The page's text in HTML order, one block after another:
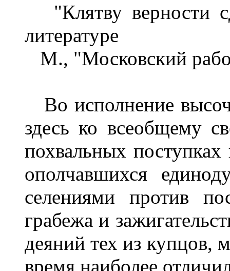
"Клятву верности
литературе
М., "Московский
Во исполнение
здесь ко всеобщему
похвальных
ополчавшихся
селениями против
грабежа и
деяний тех из купцов,
время наиболее